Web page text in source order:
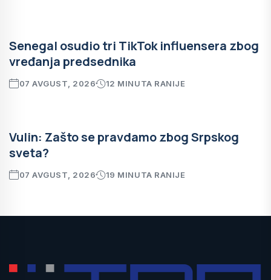
Senegal osudio tri TikTok influensera zbog
vređanja predsednika
07 AVGUST, 2026 12 MINUTA RANIJE
Vulin: Zašto se pravdamo zbog Srpskog
sveta?
07 AVGUST, 2026 19 MINUTA RANIJE